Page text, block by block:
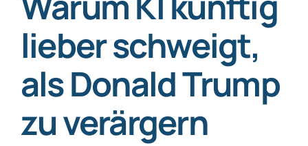
Jetzt absichern
lieber schweigt,
als Donald Trump
zu verärgern